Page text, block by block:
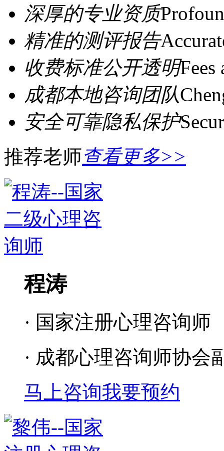
深厚的专业资质
精准的测评报告
收费标准公开透明Fees
成都本地咨询团队
安全可靠隐私保护
推荐老师查看更多>>
程涛
· 国家注册心理咨询师
· 成都心理咨询师协会
马上咨询我要预约